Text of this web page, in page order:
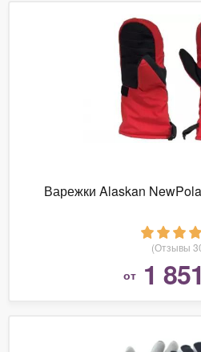
Варежки Alaskan
(Отзывы
от 1 851